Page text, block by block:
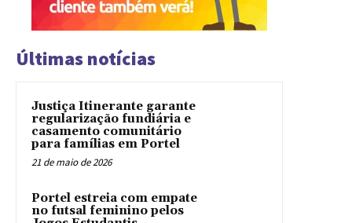
Últimas notícias
Justiça Itinerante garante
regularização fundiária e
casamento comunitário
para famílias em Portel
21 de maio de 2026
Portel estreia com empate
no futsal feminino pelos